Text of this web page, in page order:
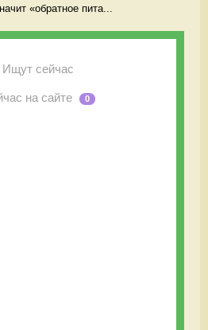
«обратное пита...
Ищут сейчас
на сайте 0